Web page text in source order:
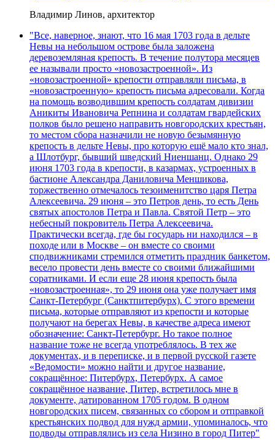
Владимир Линов, архитектор
"Все, наверное, знают, что 16 мая 1703 года в дельте
Невы на небольшом острове была заложена
деревоземляная крепость. В течение полутора месяцев
ее называли просто «новозастроенной». Из
«новозастроенной» крепости отправляли письма, в
«новозастроенную» крепость письма адресовали. Когда
на помощь возводившим крепость солдатам дивизии
Аникиты Ивановича Репнина и солдатам гвардейских
полков было решено направить новгородских крестьян,
то местом сбора назначили не новую безымянную
крепость в дельте Невы, про которую ещё мало кто знал,
а Шлотбург, бывший шведский Ниеншанц. Однако 29
июня 1703 года в крепости, в казармах, устроенных в
бастионе Александра Даниловича Меншикова,
торжественно отмечалось тезоименитство царя Петра
Алексеевича. 29 июня – это Петров день, то есть День
святых апостолов Петра и Павла. Святой Петр – это
небесный покровитель Петра Алексеевича.
Практически всегда, где бы государь ни находился – в
походе или в Москве – он вместе со своими
сподвижниками стремился отметить праздник банкетом,
весело провести день вместе со своими ближайшими
соратниками. И если еще 28 июня крепость была
«новозастроенная», то 29 июня она уже получает имя
Санкт-Петербург (Санктпитербурх). С этого времени
письма, которые отправляют из крепости и которые
получают на берегах Невы, в качестве адреса имеют
обозначение: Санкт-Петербург. Но такое полное
название тоже не всегда употреблялось. В тех же
документах, и в переписке, и в первой русской газете
«Ведомости» можно найти и другое название,
сокращённое: Питербурх, Петербурх. А самое
сокращённое название, Питер, встретилось мне в
документе, датированном 1705 годом. В одном
новгородских писем, связанных со сбором и отправкой
крестьянских подвод для нужд армии, упоминалось, что
подводы отправлялись из села Низино в город Питер"